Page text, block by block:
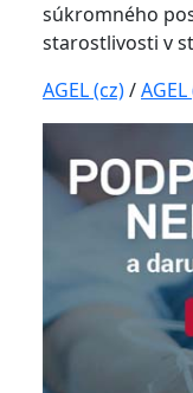
súkromného
starostlivosti v
AGEL (cz)/